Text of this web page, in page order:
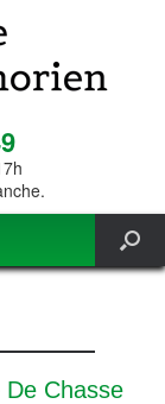
De Chasse